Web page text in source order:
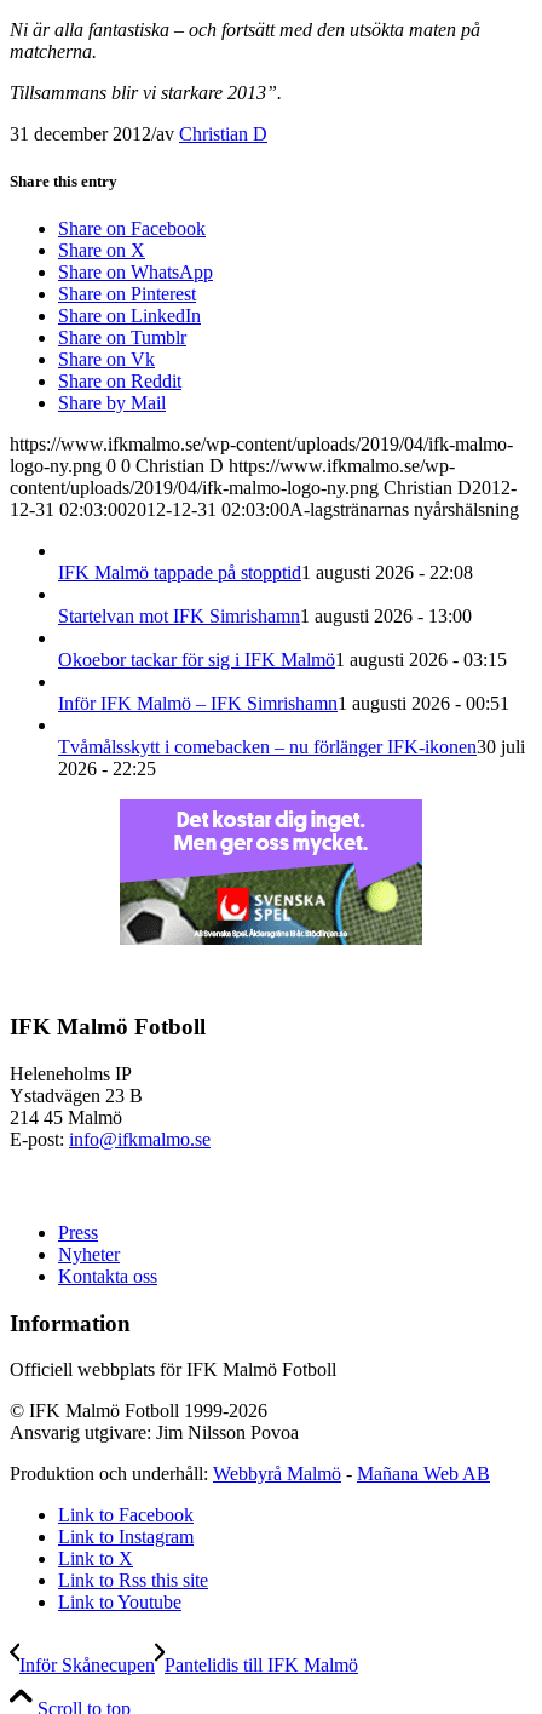
Ni är alla fantastiska – och fortsätt med den utsökta maten på
matcherna.
Tillsammans blir vi starkare 2013”.
31 december 2012/av Christian D
Share this entry
Share on Facebook
Share on X
Share on WhatsApp
Share on Pinterest
Share on LinkedIn
Share on Tumblr
Share on Vk
Share on Reddit
Share by Mail
https://www.ifkmalmo.se/wp-content/uploads/2019/04/ifk-malmo-
logo-ny.png 0 0 Christian D https://www.ifkmalmo.se/wp-
content/uploads/2019/04/ifk-malmo-logo-ny.png Christian D2012-
12-31 02:03:002012-12-31 02:03:00A-lagstränarnas nyårshälsning
IFK Malmö tappade på stopptid1 augusti 2026 - 22:08
Startelvan mot IFK Simrishamn1 augusti 2026 - 13:00
Okoebor tackar för sig i IFK Malmö1 augusti 2026 - 03:15
Inför IFK Malmö – IFK Simrishamn1 augusti 2026 - 00:51
Tvåmålsskytt i comebacken – nu förlänger IFK-ikonen30 juli
2026 - 22:25
IFK Malmö Fotboll
Heleneholms IP
Ystadvägen 23 B
214 45 Malmö
E-post: info@ifkmalmo.se
Press
Nyheter
Kontakta oss
Information
Officiell webbplats för IFK Malmö Fotboll
© IFK Malmö Fotboll 1999-2026
Ansvarig utgivare: Jim Nilsson Povoa
Produktion och underhåll: Webbyrå Malmö - Mañana Web AB
Link to Facebook
Link to Instagram
Link to X
Link to Rss this site
Link to Youtube
Inför Skånecupen Pantelidis till IFK Malmö
Scroll to top